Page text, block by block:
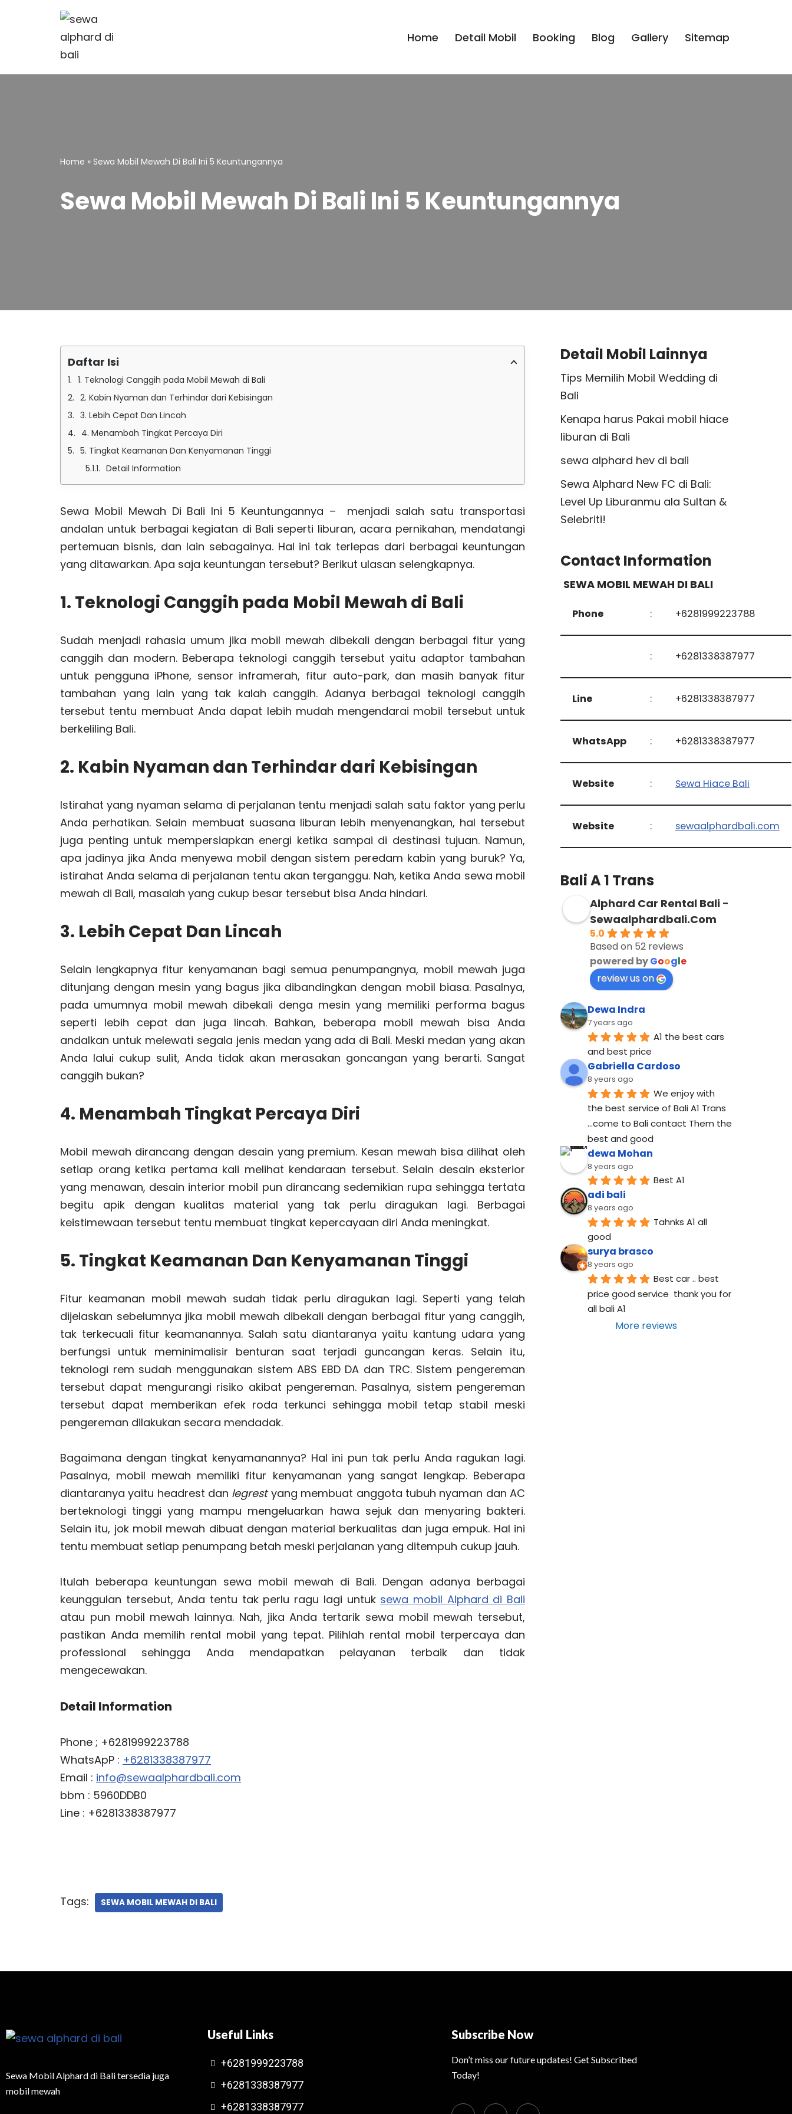
Home Detail Mobil Booking Blog Gallery Sitemap
Home » Sewa Mobil Mewah Di Bali Ini 5 Keuntungannya
Sewa Mobil Mewah Di Bali Ini 5 Keuntungannya
Daftar Isi
1. Teknologi Canggih pada Mobil Mewah di Bali
2. Kabin Nyaman dan Terhindar dari Kebisingan
3. Lebih Cepat Dan Lincah
4. Menambah Tingkat Percaya Diri
5. Tingkat Keamanan Dan Kenyamanan Tinggi
Detail Information
Sewa Mobil Mewah Di Bali Ini 5 Keuntungannya – menjadi salah satu transportasi
andalan untuk berbagai kegiatan di Bali seperti liburan, acara pernikahan, mendatangi
pertemuan bisnis, dan lain sebagainya. Hal ini tak terlepas dari berbagai keuntungan
yang ditawarkan. Apa saja keuntungan tersebut? Berikut ulasan selengkapnya.
1. Teknologi Canggih pada Mobil Mewah di Bali
Sudah menjadi rahasia umum jika mobil mewah dibekali dengan berbagai fitur yang
canggih dan modern. Beberapa teknologi canggih tersebut yaitu adaptor tambahan
untuk pengguna iPhone, sensor inframerah, fitur auto-park, dan masih banyak fitur
tambahan yang lain yang tak kalah canggih. Adanya berbagai teknologi canggih
tersebut tentu membuat Anda dapat lebih mudah mengendarai mobil tersebut untuk
berkeliling Bali.
2. Kabin Nyaman dan Terhindar dari Kebisingan
Istirahat yang nyaman selama di perjalanan tentu menjadi salah satu faktor yang perlu
Anda perhatikan. Selain membuat suasana liburan lebih menyenangkan, hal tersebut
juga penting untuk mempersiapkan energi ketika sampai di destinasi tujuan. Namun,
apa jadinya jika Anda menyewa mobil dengan sistem peredam kabin yang buruk? Ya,
istirahat Anda selama di perjalanan tentu akan terganggu. Nah, ketika Anda sewa mobil
mewah di Bali, masalah yang cukup besar tersebut bisa Anda hindari.
3. Lebih Cepat Dan Lincah
Selain lengkapnya fitur kenyamanan bagi semua penumpangnya, mobil mewah juga
ditunjang dengan mesin yang bagus jika dibandingkan dengan mobil biasa. Pasalnya,
pada umumnya mobil mewah dibekali denga mesin yang memiliki performa bagus
seperti lebih cepat dan juga lincah. Bahkan, beberapa mobil mewah bisa Anda
andalkan untuk melewati segala jenis medan yang ada di Bali. Meski medan yang akan
Anda lalui cukup sulit, Anda tidak akan merasakan goncangan yang berarti. Sangat
canggih bukan?
4. Menambah Tingkat Percaya Diri
Mobil mewah dirancang dengan desain yang premium. Kesan mewah bisa dilihat oleh
setiap orang ketika pertama kali melihat kendaraan tersebut. Selain desain eksterior
yang menawan, desain interior mobil pun dirancang sedemikian rupa sehingga tertata
begitu apik dengan kualitas material yang tak perlu diragukan lagi. Berbagai
keistimewaan tersebut tentu membuat tingkat kepercayaan diri Anda meningkat.
5. Tingkat Keamanan Dan Kenyamanan Tinggi
Fitur keamanan mobil mewah sudah tidak perlu diragukan lagi. Seperti yang telah
dijelaskan sebelumnya jika mobil mewah dibekali dengan berbagai fitur yang canggih,
tak terkecuali fitur keamanannya. Salah satu diantaranya yaitu kantung udara yang
berfungsi untuk meminimalisir benturan saat terjadi guncangan keras. Selain itu,
teknologi rem sudah menggunakan sistem ABS EBD DA dan TRC. Sistem pengereman
tersebut dapat mengurangi risiko akibat pengereman. Pasalnya, sistem pengereman
tersebut dapat memberikan efek roda terkunci sehingga mobil tetap stabil meski
pengereman dilakukan secara mendadak.
Bagaimana dengan tingkat kenyamanannya? Hal ini pun tak perlu Anda ragukan lagi.
Pasalnya, mobil mewah memiliki fitur kenyamanan yang sangat lengkap. Beberapa
diantaranya yaitu headrest dan legrestyang membuat anggota tubuh nyaman dan AC
berteknologi tinggi yang mampu mengeluarkan hawa sejuk dan menyaring bakteri.
Selain itu, jok mobil mewah dibuat dengan material berkualitas dan juga empuk. Hal ini
tentu membuat setiap penumpang betah meski perjalanan yang ditempuh cukup jauh.
Itulah beberapa keuntungan sewa mobil mewah di Bali. Dengan adanya berbagai
keunggulan tersebut, Anda tentu tak perlu ragu lagi untuk sewa mobil Alphard di Bali
atau pun mobil mewah lainnya. Nah, jika Anda tertarik sewa mobil mewah tersebut,
pastikan Anda memilih rental mobil yang tepat. Pilihlah rental mobil terpercaya dan
professional sehingga Anda mendapatkan pelayanan terbaik dan tidak
mengecewakan.
Detail Information
Phone ; +6281999223788
WhatsApP : +6281338387977
Email : info@sewaalphardbali.com
bbm : 5960DDB0
Line : +6281338387977
Tags: SEWA MOBIL MEWAH DI BALI
Detail Mobil Lainnya
Tips Memilih Mobil Wedding di
Bali
Kenapa harus Pakai mobil hiace
liburan di Bali
sewa alphard hev di bali
Sewa Alphard New FC di Bali:
Level Up Liburanmu ala Sultan &
Selebriti!
Contact Information
SEWA MOBIL MEWAH DI BALI
Phone : +6281999223788
: +6281338387977
Line : +6281338387977
WhatsApp : +6281338387977
Website : Sewa Hiace Bali
Website : sewaalphardbali.com
Bali A 1 Trans
Alphard Car Rental Bali -
Sewaalphardbali.Com
5.0
Based on 52 reviews
powered byGoogle
review us on
Dewa Indra
7 years ago
A1 the best cars
and best price
Gabriella Cardoso
8 years ago
We enjoy with
the best service of Bali A1 Trans
...come to Bali contact Them the
best and good
dewa Mohan
8 years ago
Best A1
adi bali
8 years ago
Tahnks A1 all
good
surya brasco
8 years ago
Best car .. best
price good service  thank you for
all bali A1
More reviews
Sewa Mobil Alphard di Bali tersedia juga
mobil mewah
Useful Links
+6281999223788
+6281338387977
+6281338387977
Subscribe Now
Don’t miss our future updates! Get Subscribed
Today!